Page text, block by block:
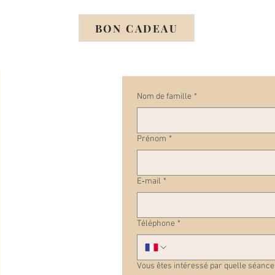
BON CADEAU
Nom de famille *
Prénom *
E‑mail *
Téléphone *
Vous êtes intéressé par quelle séance